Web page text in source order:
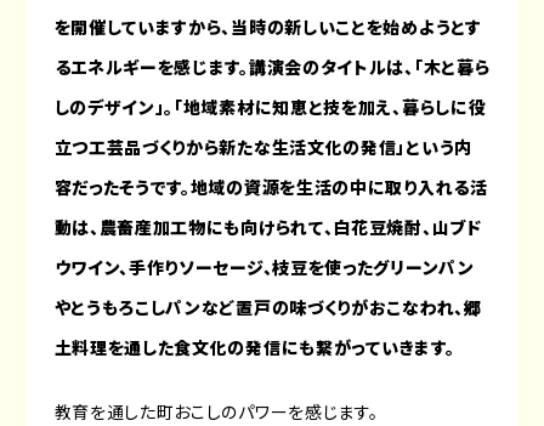
を開催していますから、当時の新しいことを始めようとす
るエネルギーを感じます。講演会のタイトルは、「木と暮ら
しのデザイン」。「地域素材に知恵と技を加え、暮らしに役
立つ工芸品づくりから新たな生活文化の発信」という内
容だったそうです。地域の資源を生活の中に取り入れる活
動は、農畜産加工物にも向けられて、白花豆焼酎、山ブド
ウワイン、手作りソーセージ、枝豆を使ったグリーンパン
やとうもろこしパンなど置戸の味づくりがおこなわれ、郷
土料理を通した食文化の発信にも繋がっていきます。
教育を通した町おこしのパワーを感じます。